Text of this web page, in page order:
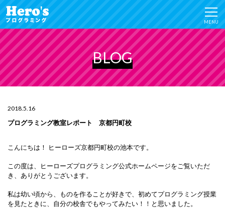
MENU
BLOG
2018.5.16
プログラミング教室レポート 京都円町校
こんにちは！ ヒーローズ京都円町校の池本です。
この度は、ヒーローズプログラミング公式ホームページをご覧いただ
き、ありがとうございます。
私は幼い頃から、ものを作ることが好きで、初めてプログラミング授業
を見たときに、自分の校舎でもやってみたい！！と思いました。